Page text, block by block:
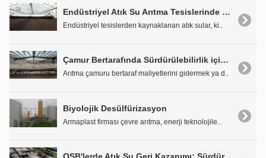
Endüstriyel Atık Su Arıtma Tesislerinde Çamur Kurutmanın Yeri ve Önemi
Endüstriyel tesislerden kaynaklanan atık sular, ki..
Çamur Bertarafında Sürdürülebilirlik için En Önemli Süreç: Çamur Kurutma
Arıtma çamuru bertaraf maliyetlerini gidermek ya d..
Biyolojik Desülfürizasyon
Armaplast firması çevre arıtma, enerji teknolojile..